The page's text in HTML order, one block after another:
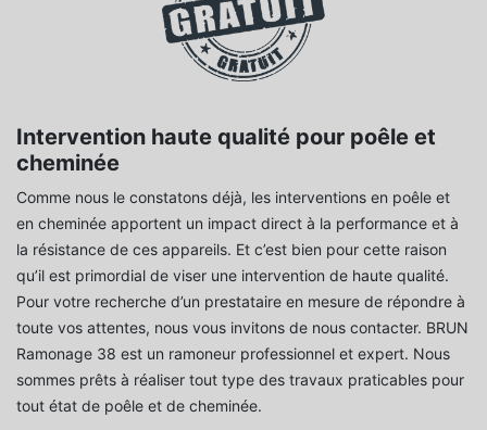
Intervention haute qualité pour poêle et
cheminée
Comme nous le constatons déjà, les interventions en poêle et
en cheminée apportent un impact direct à la performance et à
la résistance de ces appareils. Et c’est bien pour cette raison
qu’il est primordial de viser une intervention de haute qualité.
Pour votre recherche d’un prestataire en mesure de répondre à
toute vos attentes, nous vous invitons de nous contacter. BRUN
Ramonage 38 est un ramoneur professionnel et expert. Nous
sommes prêts à réaliser tout type des travaux praticables pour
tout état de poêle et de cheminée.